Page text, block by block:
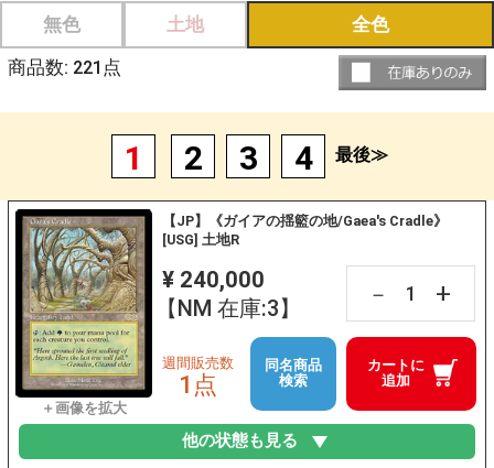
無色 土地 全色
商品数: 221 点
1 2 3 4 最後≫
【JP】《ガイアの揺籃の地/Gaea's Cradle》
[USG] 土地R
¥ 240,000
【NM 在庫:3】
－ +
カートに
追加
週間販売数
1点
同名商品
検索
他の状態も見る